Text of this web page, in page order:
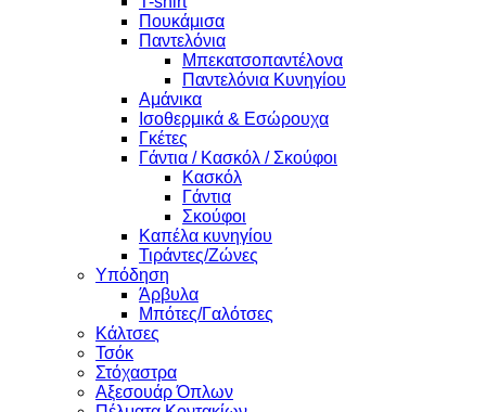
Πουκάμισα
Παντελόνια
Μπεκατσοπαντέλονα
Παντελόνια Κυνηγίου
Αμάνικα
Ισοθερμικά & Εσώρουχα
Γκέτες
Γάντια / Κασκόλ / Σκούφοι
Κασκόλ
Γάντια
Σκούφοι
Καπέλα κυνηγίου
Τιράντες/Ζώνες
Υπόδηση
Άρβυλα
Μπότες/Γαλότσες
Κάλτσες
Τσόκ
Στόχαστρα
Αξεσουάρ Όπλων